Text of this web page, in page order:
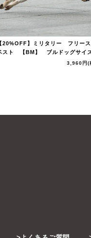
【20%OFF】ミリタリー フリー
スト 【BM】 ブルドッグサイ
3,960円 (